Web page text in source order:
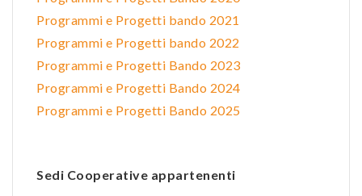
Programmi e Progetti bando 2021
Programmi e Progetti bando 2022
Programmi e Progetti Bando 2023
Programmi e Progetti Bando 2024
Programmi e Progetti Bando 2025
Sedi Cooperative appartenenti